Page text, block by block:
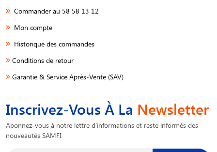
Commander au 58 58 13 12
Mon compte
Historique des commandes
Conditions de retour
Garantie & Service Après-Vente (SAV)
Inscrivez-Vous À La Newsletter
Abonnez-vous à notre lettre d'informations et reste informés des
nouveautés SAMFI